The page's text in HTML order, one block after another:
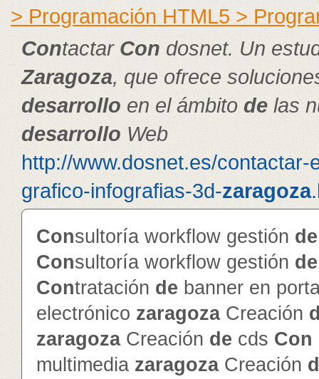
> Programación HTML5 >
ContactarCondosnet. Un
Zaragoza, que ofrece
desarrolloen el ámbitodelas
desarrolloWeb
http://www.dosnet.es/contactar-
grafico-infografias-3d-zaragoza
Consultoría workflow gestión de
Consultoría workflow gestión de
Contratación de banner en
electrónico zaragozaCreación
zaragozaCreación de cds Con
multimedia zaragozaCreación